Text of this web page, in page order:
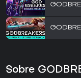
Sobre